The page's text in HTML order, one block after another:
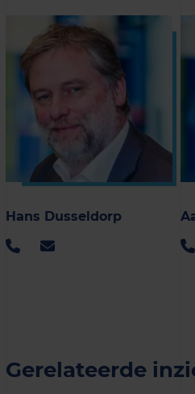
Hans Dusseldorp
Gerelateerde